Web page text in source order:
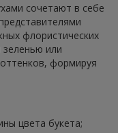
сочетают в себе
флористических
зеленью или
формируя
цвета букета;